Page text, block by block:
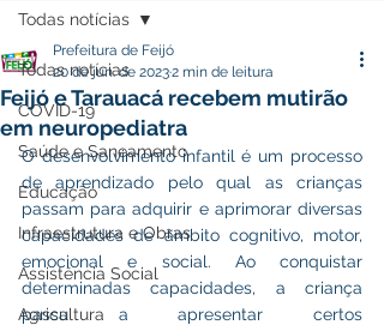
Todas notícias
COVID-19
Saúde e Saneamento
Educação
Infraestrutura e Obras
Assistência Social
Agricultura
Todas notícias
Feijó e Tarauacá recebem mutirão
em neuropediatra
Prefeitura de Feijó
20 de jun. de 20232 min de leitura
O desenvolvimento infantil é um processo
de aprendizado pelo qual as crianças
passam para adquirir e aprimorar diversas
capacidades de âmbito cognitivo, motor,
emocional e social. Ao conquistar
determinadas capacidades, a criança
passa a apresentar certos